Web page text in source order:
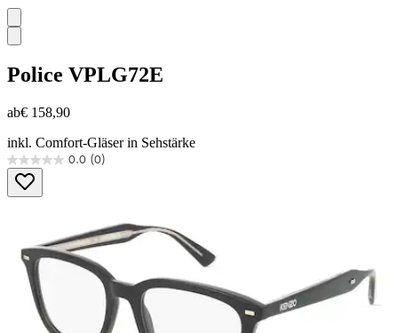
Police VPLG72E
ab€ 158,90
inkl. Comfort-Gläser in Sehstärke
0.0 (0)
0.0
von
5